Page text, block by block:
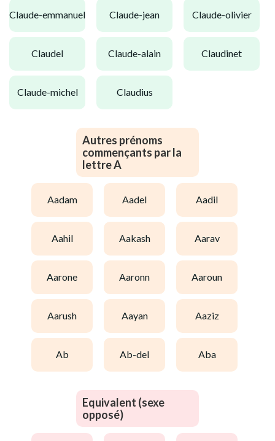
claude-emmanuel claude-jean claude-olivier
claudel claude-alain claudinet
claude-michel claudius
Autres prénoms
commençants par la
lettre A
aadam aadel aadil
aahil aakash aarav
aarone aaronn aaroun
aarush aayan aaziz
ab ab-del aba
Equivalent (sexe
opposé)